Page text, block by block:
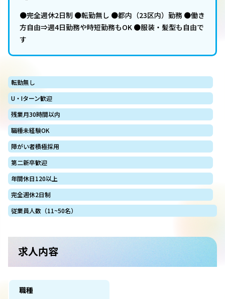
●完全週休2日制 ●転勤無し ●都内（23区内）勤務 ●働き
方自由⇒週4日勤務や時短勤務もOK ●服装・髪型も自由で
す
転勤無し
U・Iターン歓迎
残業月30時間以内
職種未経験OK
障がい者積極採用
第二新卒歓迎
年間休日120以上
完全週休2日制
従業員人数（11~50名）
求人内容
職種